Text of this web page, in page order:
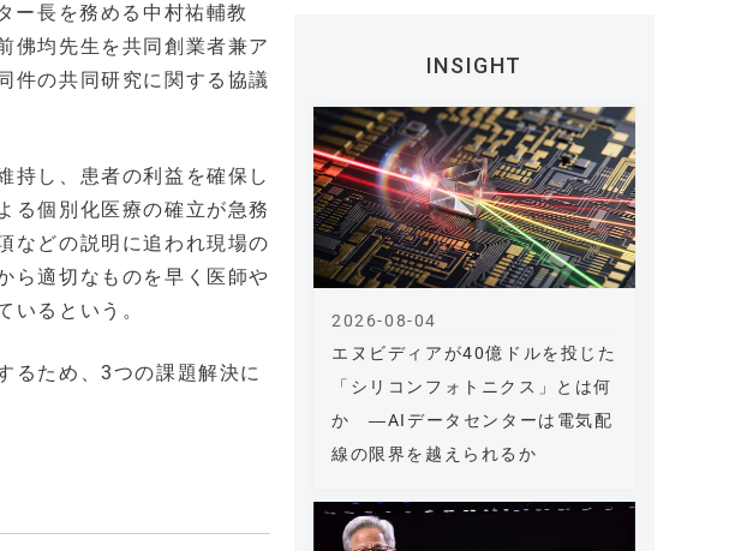
ー長を務める中村祐輔教
佛均先生を共同創業者兼ア
件の共同研究に関する協議
持し、患者の利益を確保し
る個別化医療の確立が急務
などの説明に追われ現場の
ら適切なものを早く医師や
いるという。
るため、3つの課題解決に
INSIGHT
エヌビディアが40億ドルを投じた
「シリコンフォトニクス」とは何
か ―AIデータセンターは電気配
線の限界を越えられるか
2026-08-04